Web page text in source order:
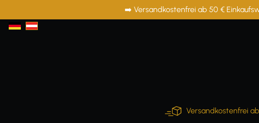
Zur Hauptnavigation springen➡️ Versandkostenfrei ab 50 €
Versandkostenfrei